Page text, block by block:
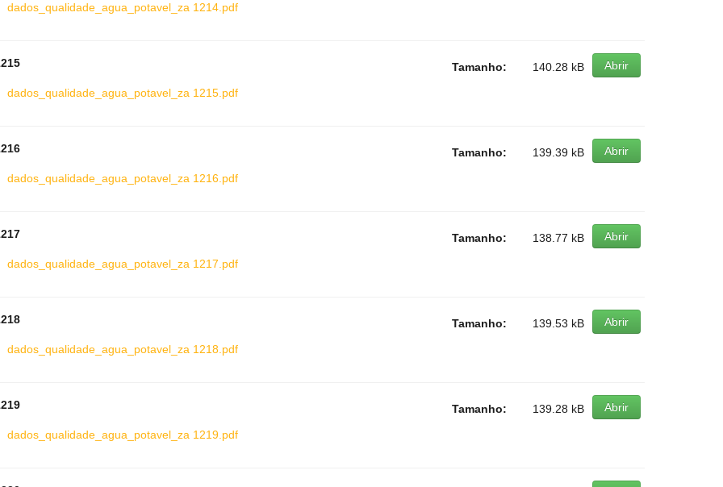
dados_qualidade_agua_potavel_za 1214.pdf
dados_qualidade_agua_potavel_za 1215.pdf
Abrir
Tamanho: 140.28 kB
dados_qualidade_agua_potavel_za 1216.pdf
Abrir
Tamanho: 139.39 kB
dados_qualidade_agua_potavel_za 1217.pdf
Abrir
Tamanho: 138.77 kB
dados_qualidade_agua_potavel_za 1218.pdf
Abrir
Tamanho: 139.53 kB
dados_qualidade_agua_potavel_za 1219.pdf
Abrir
Tamanho: 139.28 kB